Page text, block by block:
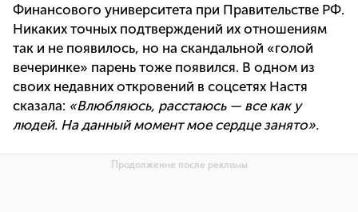
Финансового университета при Правительстве РФ.
Никаких точных подтверждений их отношениям
так и не появилось, но на скандальной «голой
вечеринке» парень тоже появился. В одном из
своих недавних откровений в соцсетях Настя
сказала: «Влюбляюсь, расстаюсь — все как у
людей. На данный момент мое сердце занято».